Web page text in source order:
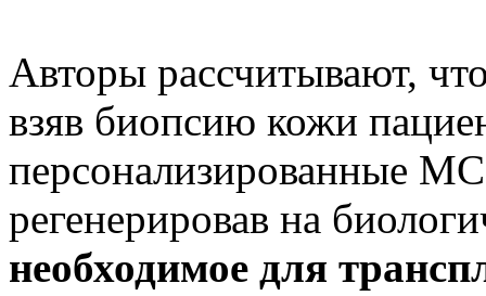
Авторы рассчитывают,
взяв биопсию кожи
персонализированные
регенерировав на
необходимое для